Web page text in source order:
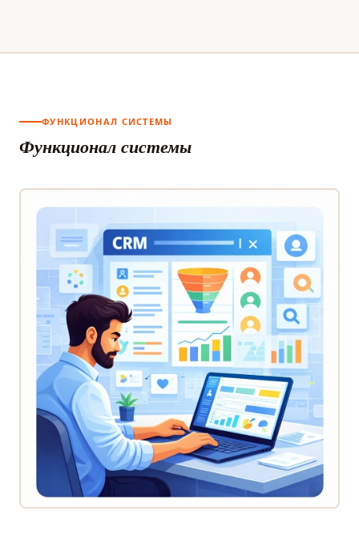
ФУНКЦИОНАЛ СИСТЕМЫ
Функционал системы